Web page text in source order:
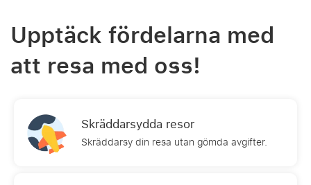
Upptäck fördelarna med
att resa med oss!
Skräddarsydda resor
Skräddarsy din resa utan gömda avgifter.